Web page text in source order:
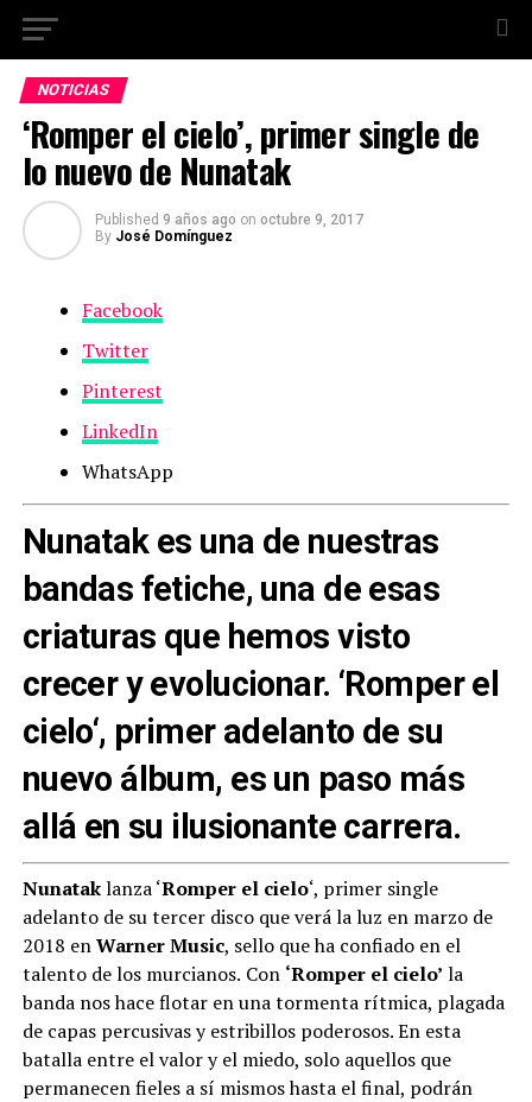
NOTICIAS
‘Romper el cielo’, primer single de
lo nuevo de Nunatak
Published 9 años ago on octubre 9, 2017
By José Domínguez
Facebook
Twitter
Pinterest
LinkedIn
WhatsApp
Nunatakes una de nuestras
bandas fetiche, una de esas
criaturas que hemos visto
crecer y evolucionar. ‘Romper el
cielo‘, primer adelanto de su
nuevo álbum, es un paso más
allá en su ilusionante carrera.
Nunataklanza ‘Romper el cielo‘, primer single
adelanto de su tercer disco que verá la luz en marzo de
2018 enWarnerMusic, sello que ha confiado en el
talento de los murcianos. Con ‘Romper el cielo’ la
banda nos hace flotar en una tormenta rítmica, plagada
de capas percusivas y estribillos poderosos. En esta
batalla entre el valor y el miedo, solo aquellos que
permanecen fieles a sí mismos hasta el final, podrán